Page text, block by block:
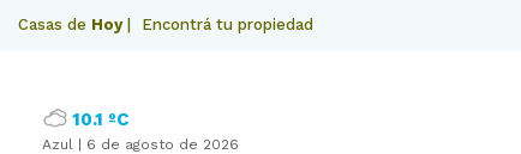
Casas de Hoy| Encontrá tu propiedad
10.1 ºC
Azul | 6 de agosto de 2026